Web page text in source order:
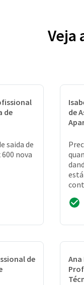
Veja
de
saida de
nova
de
de
Ana